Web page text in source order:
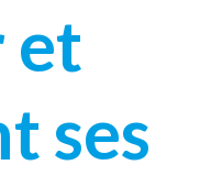
et
ses